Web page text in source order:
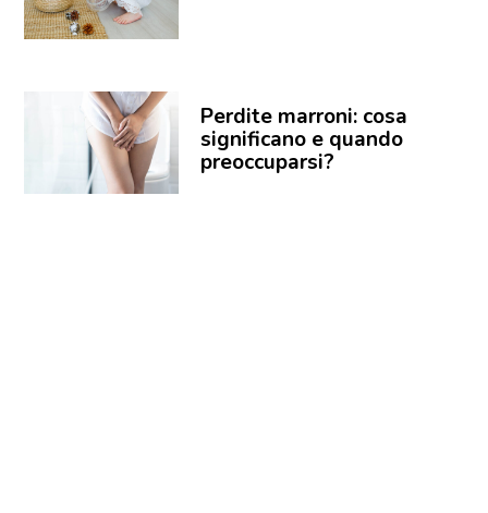
Perdite marroni: cosa
significano e quando
preoccuparsi?